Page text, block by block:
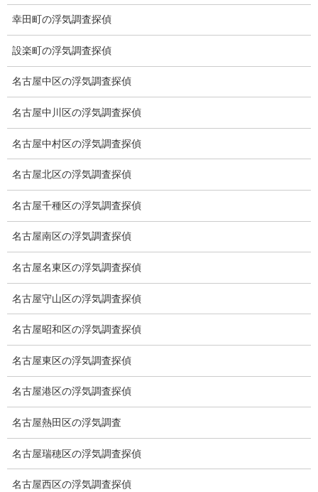
探偵
探偵を本業
調査機器
探偵の資格
弁護士紹介
浮気調査
浮気調査料金の比較例
GPS検索調査
GPS調査
車両調査
浮気調査地域
浮気調査関連調査
ドメスティックバイオレンスDV調査
幸田町の浮気調査探偵
設楽町の浮気調査探偵
名古屋中区の浮気調査探偵
名古屋中川区の浮気調査探偵
名古屋中村区の浮気調査探偵
名古屋北区の浮気調査探偵
名古屋千種区の浮気調査探偵
名古屋南区の浮気調査探偵
名古屋名東区の浮気調査探偵
名古屋守山区の浮気調査探偵
名古屋昭和区の浮気調査探偵
名古屋東区の浮気調査探偵
名古屋港区の浮気調査探偵
名古屋熱田区の浮気調査
名古屋瑞穂区の浮気調査探偵
名古屋西区の浮気調査探偵